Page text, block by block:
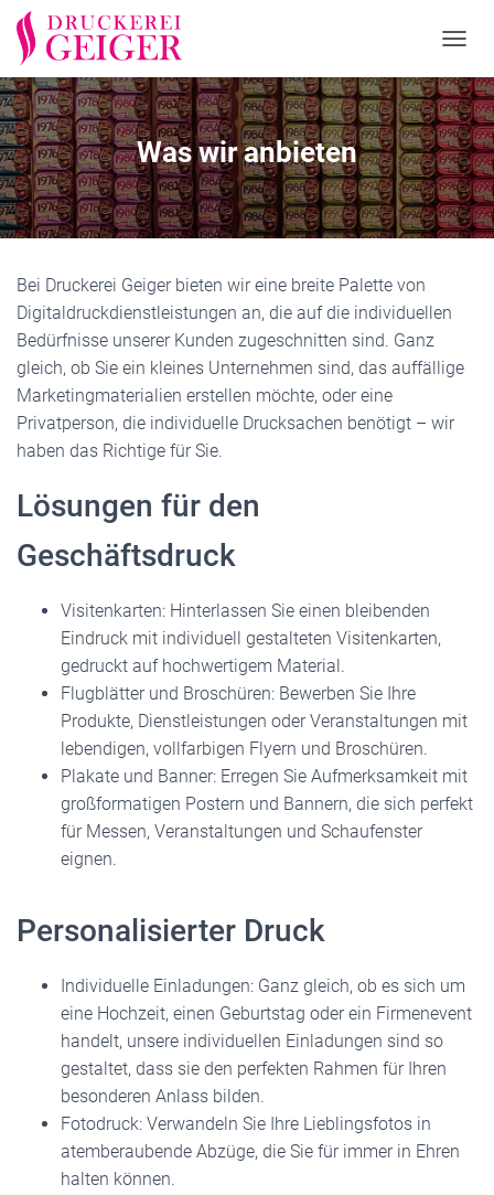
O
G
G
L
E
N
A
V
I
N
Was wir anbieten
Bei Druckerei Geiger bieten wir eine breite Palette von
Digitaldruckdienstleistungen an, die auf die individuellen
Bedürfnisse unserer Kunden zugeschnitten sind. Ganz
gleich, ob Sie ein kleines Unternehmen sind, das auffällige
Marketingmaterialien erstellen möchte, oder eine
Privatperson, die individuelle Drucksachen benötigt – wir
haben das Richtige für Sie.
Lösungen für den
Geschäftsdruck
Visitenkarten: Hinterlassen Sie einen bleibenden
Eindruck mit individuell gestalteten Visitenkarten,
gedruckt auf hochwertigem Material.
Flugblätter und Broschüren: Bewerben Sie Ihre
Produkte, Dienstleistungen oder Veranstaltungen mit
lebendigen, vollfarbigen Flyern und Broschüren.
Plakate und Banner: Erregen Sie Aufmerksamkeit mit
großformatigen Postern und Bannern, die sich perfekt
für Messen, Veranstaltungen und Schaufenster
eignen.
Personalisierter Druck
Individuelle Einladungen: Ganz gleich, ob es sich um
eine Hochzeit, einen Geburtstag oder ein Firmenevent
handelt, unsere individuellen Einladungen sind so
gestaltet, dass sie den perfekten Rahmen für Ihren
besonderen Anlass bilden.
Fotodruck: Verwandeln Sie Ihre Lieblingsfotos in
atemberaubende Abzüge, die Sie für immer in Ehren
halten können.